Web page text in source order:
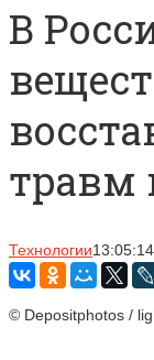
В
травм
Технологии13:05:14
© Depositphotos /